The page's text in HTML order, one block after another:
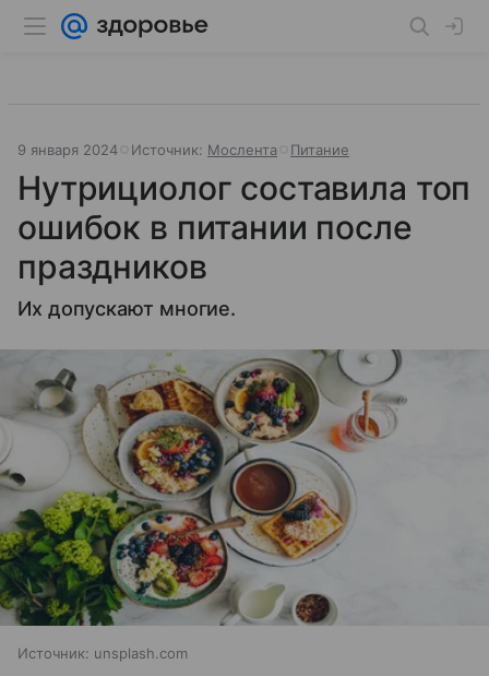
9 января 2024 Источник: Мослента Питание
Нутрициолог составила топ
ошибок в питании после
праздников
Их допускают многие.
Источник: unsplash.com